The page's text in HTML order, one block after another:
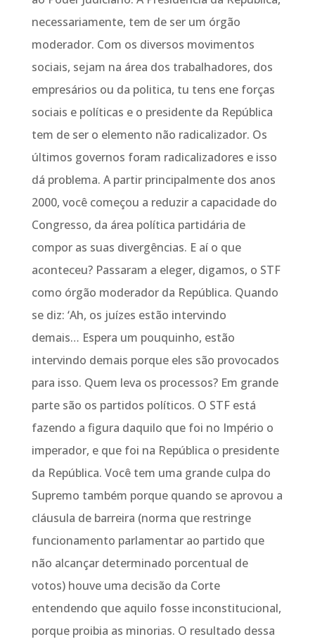
necessariamente, tem de ser um órgão
moderador. Com os diversos movimentos
sociais, sejam na área dos trabalhadores, dos
empresários ou da politica, tu tens ene forças
sociais e políticas e o presidente da República
tem de ser o elemento não radicalizador. Os
últimos governos foram radicalizadores e isso
dá problema. A partir principalmente dos anos
2000, você começou a reduzir a capacidade do
Congresso, da área política partidária de
compor as suas divergências. E aí o que
aconteceu? Passaram a eleger, digamos, o STF
como órgão moderador da República. Quando
se diz: ‘Ah, os juízes estão intervindo
demais… Espera um pouquinho, estão
intervindo demais porque eles são provocados
para isso. Quem leva os processos? Em grande
parte são os partidos políticos. O STF está
fazendo a figura daquilo que foi no Império o
imperador, e que foi na República o presidente
da República. Você tem uma grande culpa do
Supremo também porque quando se aprovou a
cláusula de barreira (norma que restringe
funcionamento parlamentar ao partido que
não alcançar determinado porcentual de
votos) houve uma decisão da Corte
entendendo que aquilo fosse inconstitucional,
porque proibia as minorias. O resultado dessa